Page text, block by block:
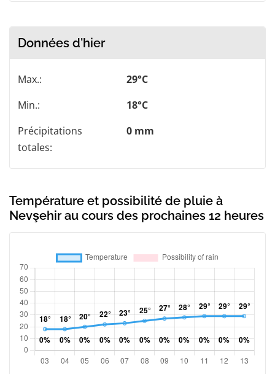
Données d'hier
Max.:
29°C
Min.:
18°C
Précipitations
totales:
0 mm
Température et possibilité de pluie à
Nevşehir au cours des prochaines 12 heures